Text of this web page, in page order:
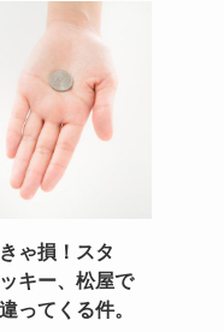
ゃ損！スタ
キー、松屋で
ってくる件。